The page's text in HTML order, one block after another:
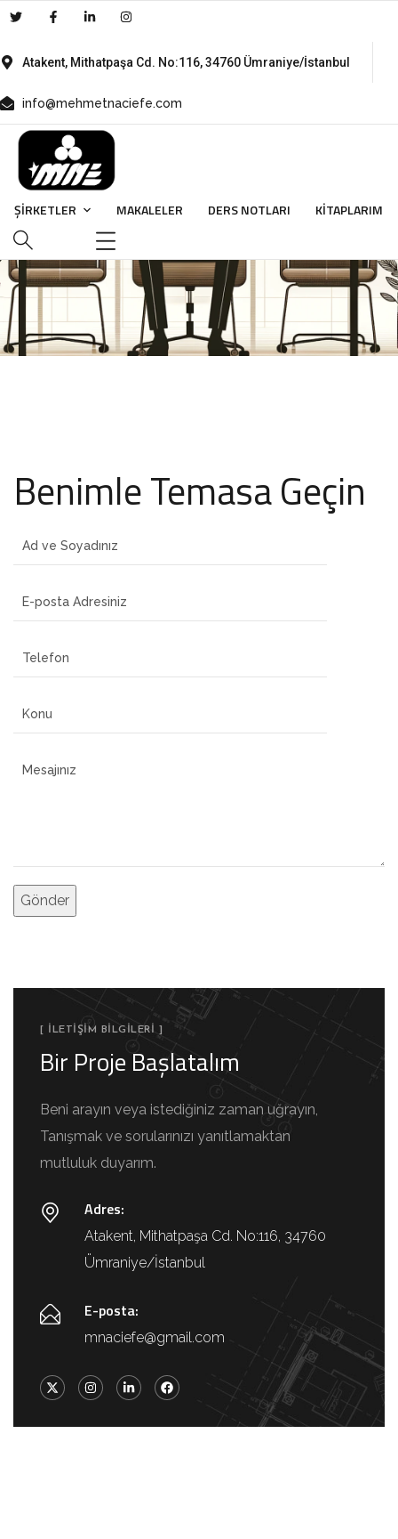
Atakent, Mithatpaşa Cd. No:116, 34760 Ümraniye/İstanbul
info@mehmetnaciefe.com
ŞİRKETLER MAKALELER DERS NOTLARI KITAPLARIM
İletişim
Benimle Temasa Geçin
[ İLETIŞIM BILGILERI ]
Bir Proje Başlatalım
Beni arayın veya istediğiniz zaman uğrayın,
Tanışmak ve sorularınızı yanıtlamaktan
mutluluk duyarım.
Adres:
Atakent, Mithatpaşa Cd. No:116, 34760
Ümraniye/İstanbul
E-posta:
mnaciefe@gmail.com